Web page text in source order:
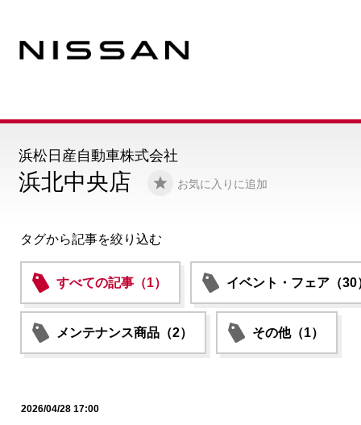
浜北中央店 お気に入りに追加
浜松日産自動車株式会社
タグから記事を絞り込む
すべての記事（1） イベント・フェア（30
メンテナンス商品（2） その他（1）
2026/04/28 17:00